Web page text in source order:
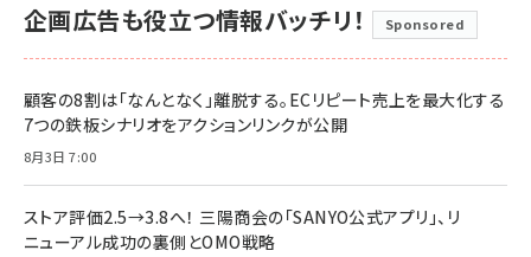
企画広告も役立つ情報バッチリ！ Sponsored
顧客の8割は「なんとなく」離脱する。ECリピート売上を最大化する
7つの鉄板シナリオをアクションリンクが公開
8月3日 7:00
ストア評価2.5→3.8へ！ 三陽商会の「SANYO公式アプリ」、リ
ニューアル成功の裏側とOMO戦略